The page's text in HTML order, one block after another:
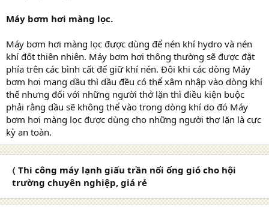
Máy bơm hơi màng lọc.
Máy bơm hơi màng lọc được dùng để nén khí hydro và nén
khí đốt thiên nhiên. Máy bơm hơi thông thường sẽ được đặt
phía trên các bình cất để giữ khí nén. Đôi khi các dòng Máy
bơm hơi mang dầu thì dầu đều có thể xâm nhập vào dòng khí
thế nhưng đối với những người thở lặn thì điều kiện buộc
phải rằng dầu sẽ không thể vào trong dòng khí do đó Máy
bơm hơi màng lọc được dùng cho những người thợ lặn là cực
kỳ an toàn.
〈 Thi công máy lạnh giấu trần nối ống gió cho hội
trường chuyên nghiệp, giá rẻ